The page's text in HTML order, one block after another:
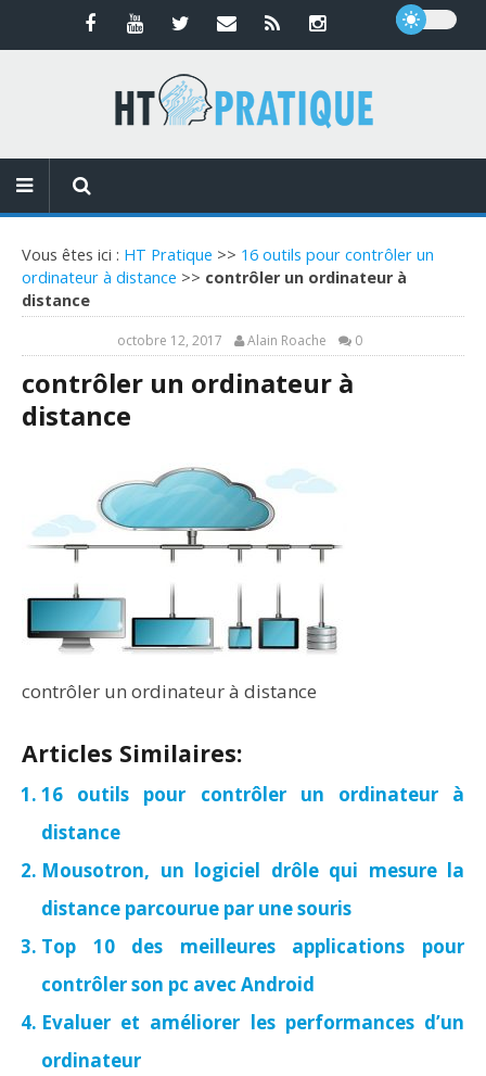
Vous êtes ici : HT Pratique >> 16 outils pour contrôler un
ordinateur à distance >> contrôler un ordinateur à
distance
octobre 12, 2017 Alain Roache 0
contrôler un ordinateur à
distance
contrôler un ordinateur à distance
Articles Similaires:
16 outils pour contrôler un ordinateur à
distance
Mousotron, un logiciel drôle qui mesure la
distance parcourue par une souris
Top 10 des meilleures applications pour
contrôler son pc avec Android
Evaluer et améliorer les performances d’un
ordinateur